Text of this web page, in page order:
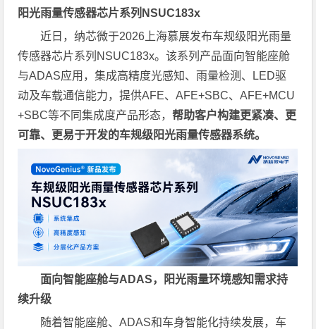
阳光雨量传感器芯片系列NSUC183x
近日，纳芯微于2026上海慕展发布车规级阳光雨量
传感器芯片系列NSUC183x。该系列产品面向智能座舱
与ADAS应用，集成高精度光感知、雨量检测、LED驱
动及车载通信能力，提供AFE、AFE+SBC、AFE+MCU
+SBC等不同集成度产品形态，帮助客户构建更紧凑、更
可靠、更易于开发的车规级阳光雨量传感器系统。
面向智能座舱与ADAS，阳光雨量环境感知需求持
续升级
随着智能座舱、ADAS和车身智能化持续发展，车